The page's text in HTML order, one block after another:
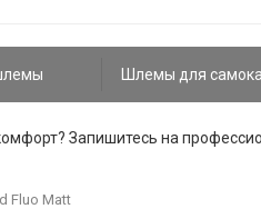
Шлемы для
Запишитесь на
Fluo Matt